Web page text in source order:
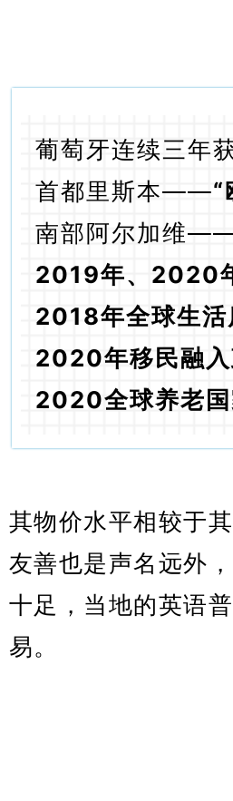
葡萄牙连续三年
首都里斯本——
南部阿尔加维
2019年、2020
2018年全球生
2020年移民融
2020全球养老
其物价水平相较于
友善也是声名远外
十足，当地的英语
易。